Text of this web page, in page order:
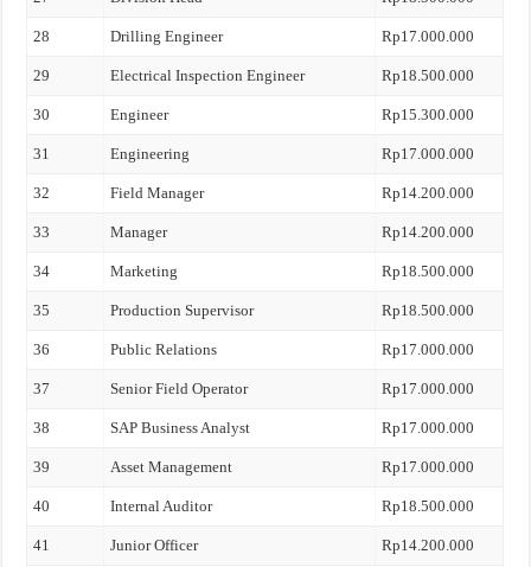
28 Drilling Engineer Rp17.000.000
29 Electrical Inspection Engineer Rp18.500.000
30 Engineer Rp15.300.000
31 Engineering Rp17.000.000
32 Field Manager Rp14.200.000
33 Manager Rp14.200.000
34 Marketing Rp18.500.000
35 Production Supervisor Rp18.500.000
36 Public Relations Rp17.000.000
37 Senior Field Operator Rp17.000.000
38 SAP Business Analyst Rp17.000.000
39 Asset Management Rp17.000.000
40 Internal Auditor Rp18.500.000
41 Junior Officer Rp14.200.000